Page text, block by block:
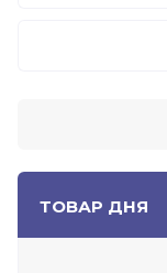
ТОВАР ДНЯ